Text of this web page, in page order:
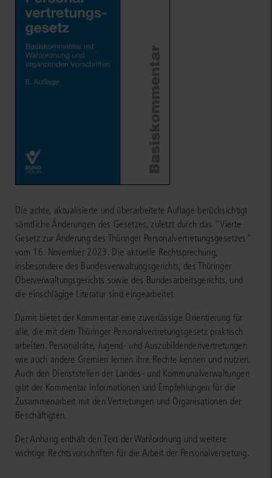
Die achte, aktualisierte und überarbeitete Auflage berücksichtigt
sämtliche Änderungen des Gesetzes, zuletzt durch das "Vierte
Gesetz zur Änderung des Thüringer Personalvertretungsgesetzes"
vom 16. November 2023. Die aktuelle Rechtsprechung,
insbesondere des Bundesverwaltungsgerichts, des Thüringer
Oberverwaltungsgerichts sowie des Bundesarbeitsgerichts, und
die einschlägige Literatur sind eingearbeitet.
Damit bietet der Kommentar eine zuverlässige Orientierung für
alle, die mit dem Thüringer Personalvertretungsgesetz praktisch
arbeiten. Personalräte, Jugend- und Auszubildendenvertretungen
wie auch andere Gremien lernen ihre Rechte kennen und nutzen.
Auch den Dienststellen der Landes- und Kommunalverwaltungen
gibt der Kommentar Informationen und Empfehlungen für die
Zusammenarbeit mit den Vertretungen und Organisationen der
Beschäftigten.
Der Anhang enthält den Text der Wahlordnung und weitere
wichtige Rechtsvorschriften für die Arbeit der Personalvertretung.